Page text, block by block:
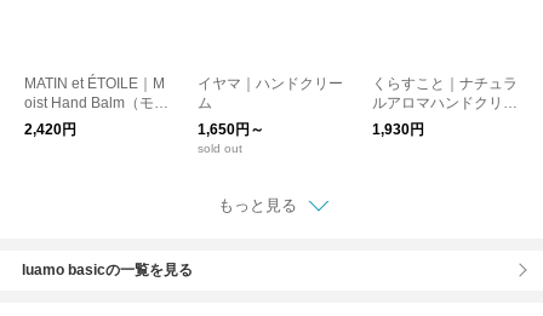
MATIN et ÉTOILE｜M
oist Hand Balm（モイ
ストハンドバーム）
2,420円
イヤマ｜ハンドクリー
ム
1,650円～
sold out
くらすこと｜ナチュラ
ルアロマハンドクリー
ム〈くらすことオリジ
ナル〉［ギフト/贈り
1,930円
もっと見る
luamo basicの一覧を見る